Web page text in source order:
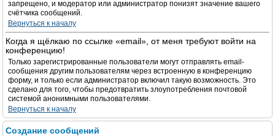
запрещено, и модератор или администратор понизят значение вашего
счётчика сообщений.
Вернуться к началу
Когда я щёлкаю по ссылке «email», от меня требуют войти на
конференцию!
Только зарегистрированные пользователи могут отправлять email-
сообщения другим пользователям через встроенную в конференцию
форму, и только если администратор включил такую возможность. Это
сделано для того, чтобы предотвратить злоупотребления почтовой
системой анонимными пользователями.
Вернуться к началу
Создание сообщений